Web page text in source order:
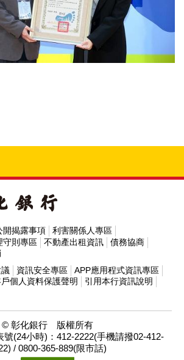
開揭露事項
利害關係人專區
守則專區
不動產出租資訊
債務協商
資訊安全專區
APP應用程式資訊專區
個人資料保護聲明
引用本行資訊說明
© 彰化銀行 版權所有
號(24小時)：412-2222(手機請撥02-412-
/ 0800-365-889(限市話)